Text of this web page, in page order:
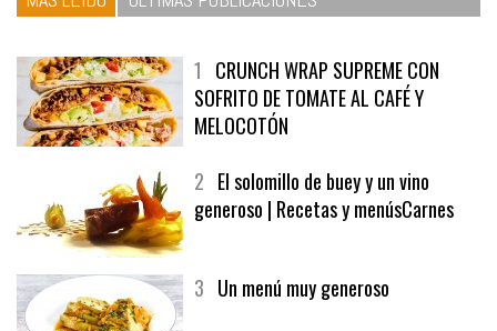
1 CRUNCH WRAP SUPREME CON
SOFRITO DE TOMATE AL CAFÉ Y
MELOCOTÓN
2 El solomillo de buey y un vino
generoso | Recetas y menúsCarnes
3 Un menú muy generoso